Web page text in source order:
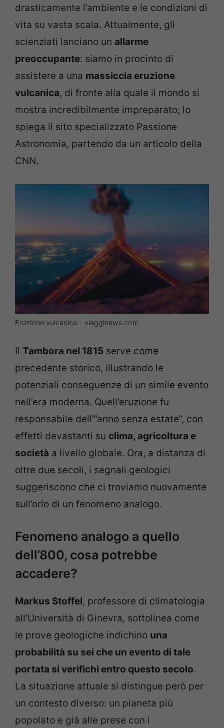
drasticamente l’ambiente e le condizioni di
vita su vasta scala. Attualmente, gli
scienziati lanciano un allarme
preoccupante: siamo in procinto di
assistere a una massiccia eruzione
vulcanica, di fronte alla quale il mondo si
mostra incredibilmente impreparato; lo
spiega il sito specializzato Passione
Astronomia, partendo da un articolo della
CNN.
Eruzione vulcanica – viagginews.com
Il Tambora nel 1815 serve come
precedente storico, illustrando le
potenziali conseguenze di un simile evento
nell’era moderna. Quell’eruzione fu
responsabile dell'”anno senza estate”, con
effetti devastanti su clima, agricoltura e
società a livello globale. Ora, a distanza di
oltre due secoli, i segnali geologici
suggeriscono che ci troviamo nuovamente
sull’orlo di un fenomeno analogo.
Fenomeno analogo a quello
dell’800, cosa potrebbe
accadere?
Markus Stoffel, professore di climatologia
all’Università di Ginevra, sottolinea come
le prove geologiche indichino una
probabilità su sei che un evento di tale
portata si verifichi entro questo secolo.
La situazione attuale si distingue però per
un contesto diverso: un pianeta più
popolato e già alle prese con i